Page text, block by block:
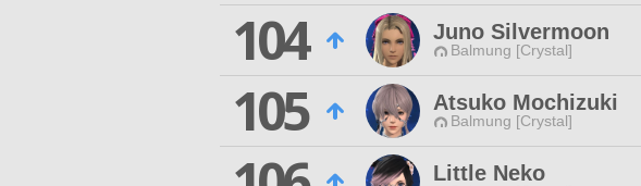
104
Juno Silvermoon
Balmung [Crystal]
105
Atsuko Mochizuki
Balmung [Crystal]
Little Neko